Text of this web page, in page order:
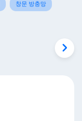
창문 방충망